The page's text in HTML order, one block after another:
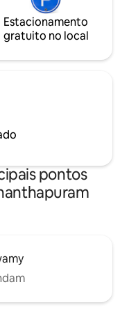
Estacionamento
gratuito no local
pontos